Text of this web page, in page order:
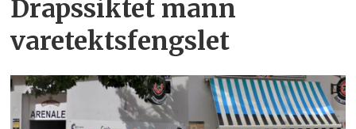
Drapssiktet mann
varetektsfengslet